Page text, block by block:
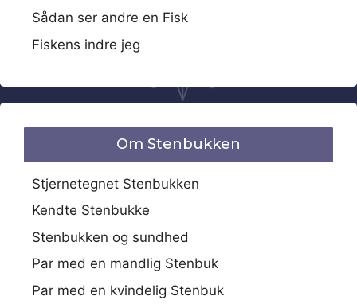
Sådan ser andre en Fisk
Fiskens indre jeg
Om Stenbukken
Stjernetegnet Stenbukken
Kendte Stenbukke
Stenbukken og sundhed
Par med en mandlig Stenbuk
Par med en kvindelig Stenbuk